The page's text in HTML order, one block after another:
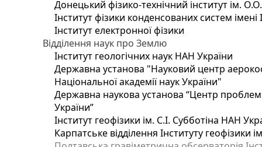
Донецький фізико-технічний інститут ім.
Інститут фізики конденсованих систем
Інститут електронної фізики
Відділення наук про Землю
Інститут геологічних наук НАН України
Державна установа "Науковий центр
Національної академії наук України"
Державна наукова установа “Центр проблем
України”
Інститут геофізики ім. С.І. Субботіна НАН
Карпатське відділення Інституту геофізики